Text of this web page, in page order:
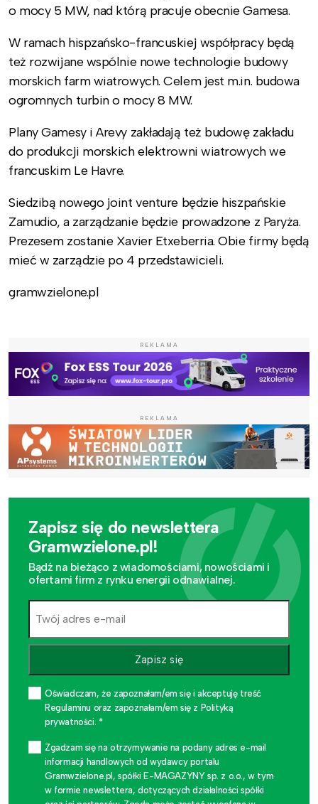
o mocy 5 MW, nad którą pracuje obecnie Gamesa.
W ramach hispzańsko-francuskiej współpracy będą
też rozwijane wspólnie nowe technologie budowy
morskich farm wiatrowych. Celem jest m.in. budowa
ogromnych turbin o mocy 8 MW.
Plany Gamesy i Arevy zakładają też budowę zakładu
do produkcji morskich elektrowni wiatrowych we
francuskim Le Havre.
Siedzibą nowego joint venture będzie hiszpańskie
Zamudio, a zarządzanie będzie prowadzone z Paryża.
Prezesem zostanie Xavier Etxeberria. Obie firmy będą
mieć w zarządzie po 4 przedstawicieli.
gramwzielone.pl
REKLAMA
REKLAMA
Zapisz się do newslettera
Gramwzielone.pl!
Bądź na bieżąco z wiadomościami, nowościami i
ofertami firm z rynku energii odnawialnej.
Zapisz się
Oświadczam, że zapoznałam/em się i akceptuję treść
Regulaminu oraz zapoznałam/em się z Polityką
prywatności. *
Zgadzam się na otrzymywanie na podany adres e-mail
informacji handlowych od wydawcy portalu
Gramwzielone.pl, spółki E-MAGAZYNY sp. z o.o., w tym
w formie newslettera, dotyczących działalności spółki